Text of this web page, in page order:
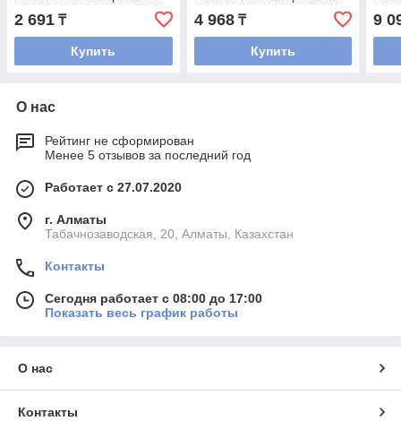
2 691 ₸
Купить
4 968₸
Купить
9
О нас
Рейтинг не сформирован
Менее 5 отзывов за последний год
Работает с 27.07.2020
г. Алматы
Табачнозаводская, 20, Алматы, Казахстан
Контакты
Сегодня работает с 08:00 до 17:00
Показать весь график работы
О нас
Контакты